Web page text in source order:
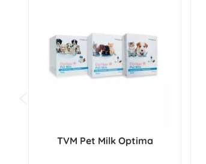
TVM Pet Milk Optima